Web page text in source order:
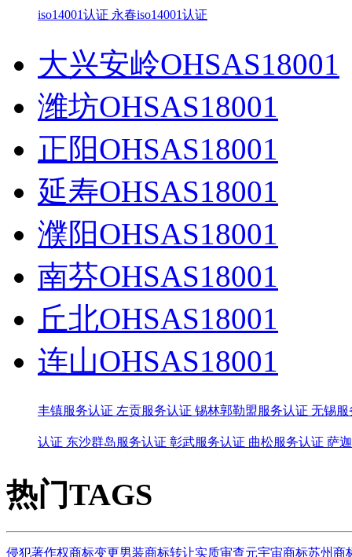
iso14001认证 永春iso14001认证
大兴安岭OHSAS18001
潍坊OHSAS18001
正阳OHSAS18001
延寿OHSAS18001
濮阳OHSAS18001
南芬OHSAS18001
丘北OHSAS18001
连山OHSAS18001
丰镇服务认证 左贡服务认证 锡林郭勒盟服务认证 无锡服
认证 东沙群岛服务认证 彰武服务认证 曲松服务认证 萨
热门TAGS
侵犯著作权商标变更男装商标转让实质审查元宇宙商标苏州商